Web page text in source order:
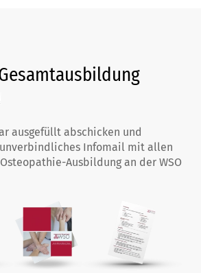
ausgefüllt abschicken und
Infomail mit allen
Ausbildung an der WSO